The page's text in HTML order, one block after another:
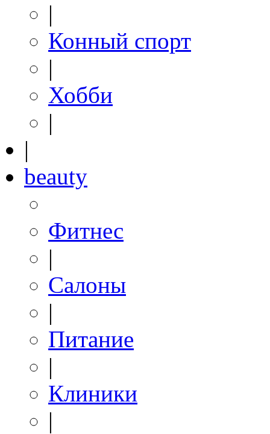
|
Конный спорт
|
Хобби
|
|
beauty
Фитнес
|
Салоны
|
Питание
|
Клиники
|